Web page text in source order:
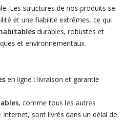
Les structures de nos produits se
et une fiabilité extrêmes, ce qui
durables, robustes et
et environnementaux.
en ligne : livraison et garantie
, comme tous les autres
sont livrés dans un délai de